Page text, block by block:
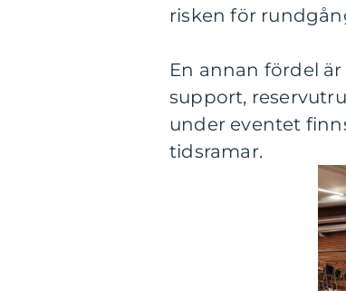
risken för
En annan fördel
support,
under eventet
tidsramar.